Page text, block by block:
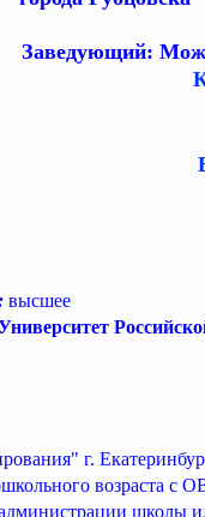
Заведующий:
высшее
г.
возраста с
школы или